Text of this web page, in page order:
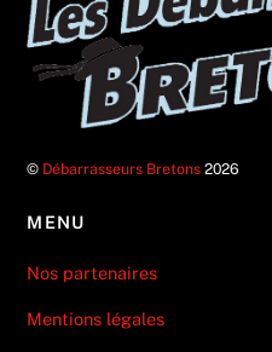
© Débarrasseurs Bretons 2026
MENU
Nos partenaires
Mentions légales